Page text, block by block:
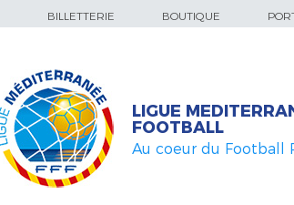
BILLETTERIE BOUTIQUE
LIGUE
FOOTBALL
Au coeur du Football